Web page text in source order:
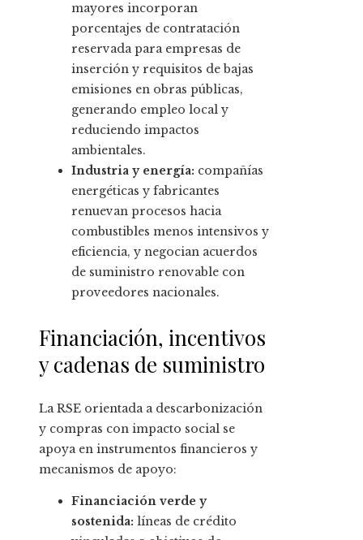
mayores incorporan
porcentajes de contratación
reservada para empresas de
inserción y requisitos de bajas
emisiones en obras públicas,
generando empleo local y
reduciendo impactos
ambientales.
Industria y energía: compañías
energéticas y fabricantes
renuevan procesos hacia
combustibles menos intensivos y
eficiencia, y negocian acuerdos
de suministro renovable con
proveedores nacionales.
Financiación, incentivos
y cadenas de suministro
La RSE orientada a descarbonización
y compras con impacto social se
apoya en instrumentos financieros y
mecanismos de apoyo:
Financiación verde y
sostenida: líneas de crédito